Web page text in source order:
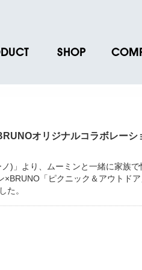
様 会員認証
SHOP
社会貢献
オリジナルコラボレーシ
)」より、ムーミンと一緒に家族で
「ピクニック＆アウトドア
た。